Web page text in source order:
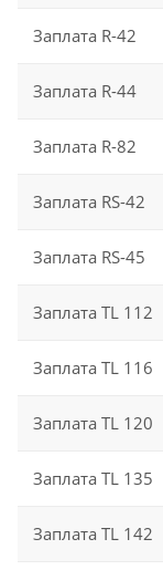
Заплата R-42
Заплата R-44
Заплата R-82
Заплата RS-42
Заплата RS-45
Заплата TL 112
Заплата TL 116
Заплата TL 120
Заплата TL 135
Заплата TL 142